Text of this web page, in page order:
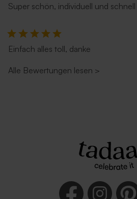
Super schön, individuell und schnell
Einfach alles toll, danke
Alle Bewertungen lesen >